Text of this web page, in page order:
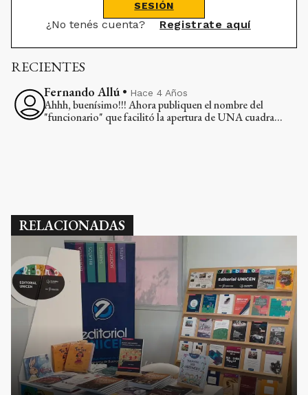
SESIÓN
¿No tenés cuenta? Registrate aquí
RECIENTES
Fernando Allú • Hace 4 Años
Ahhh, buenísimo!!! Ahora publiquen el nombre del
"funcionario" que facilitó la apertura de UNA cuadra...
RELACIONADAS